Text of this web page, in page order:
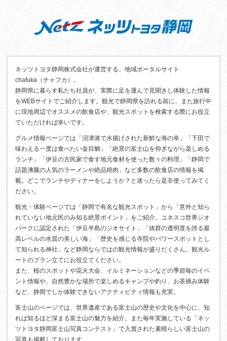
ネッツトヨタ静岡株式会社が運営する、地域ポータルサイト
chafuka（チャフカ）。
静岡県に暮らす私たち社員が、実際に足を運んで見聞きし体験した情報
をWEBサイトでご紹介します。観光で静岡県を訪れる前に、また旅行中
に現地周辺でオススメの飲食店や、観光スポットを検索する際にお役立
ていただければ幸いです。
グルメ情報ページでは「沼津港で水揚げされた新鮮な海の幸」「下田で
味わえる一度は食べたい金目鯛」「絶景の富士山を仰ぎながら楽しめる
ランチ」「伊豆の古民家で食す地元食材を使った数々の料理」「静岡で
話題沸騰の人気のラーメンや絶品焼肉」など多数の飲食店の情報を掲
載。どこでランチやディナーをしようか？と迷ったら是非使ってみてく
ださい。
観光・体験ページでは「静岡で有名な観光スポット」から「意外と知ら
れていない地元民のみ知る絶景ポイント」をご紹介。ユネスコ世界ジオ
パークに認定された「伊豆半島のジオサイト」「抜群の透明度を誇る最
高レベルの水質の美しい海」「歴史を感じる寺院やパワースポットとし
て知られる神社」など静岡ならではの観光情報が盛りだくさん。観光ル
ートのプラン立てにお役立てください。
また、桜のスポットや花火大会、イルミネーションなどの季節毎のイベ
ント情報や、自然豊かな場所で楽しめるキャンプや釣り、お茶摘み体験
など、静岡でしか体験できないアクティビティ情報も充実。
富士山のページでは、世界遺産である富士山の歴史や文化を中心に、知
れば知るほど深まる富士山の魅力を紹介。また毎年実施している「ネッ
ツトヨタ静岡富士山写真コンテスト」で入賞された素晴らしい富士山の
写真も掲載しております。